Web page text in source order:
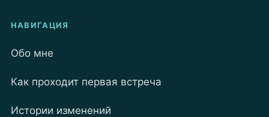
НАВИГАЦИЯ
Обо мне
Как проходит первая встреча
Истории изменений